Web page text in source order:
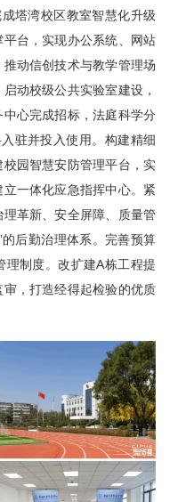
塔湾校区教室智慧化升级
台，实现办公系统、网站
动信创技术与教学管理场
动校级公共实验室建设，
心完成招标，法庭科学分
驻并投入使用。构建精细
园智慧安防管理平台，实
一体化应急指挥中心。紧
革新、安全屏障、质量管
后勤治理体系。完善预算
理制度。改扩建A栋工程提
，打造经得起检验的优质